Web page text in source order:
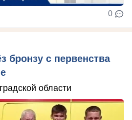
0
бронзу с первенства
области